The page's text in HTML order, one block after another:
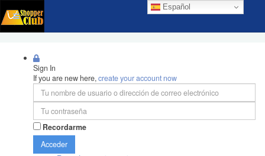
Español
Sign In
If you are new here,create your account now
Recordarme
Acceder